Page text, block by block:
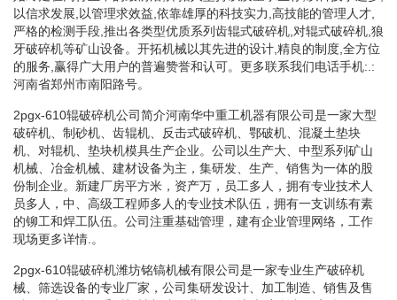
以信求发展,以管理求效益,依靠雄厚的科技实力,高技能的管理人才,
严格的检测手段,推出各类型优质系列齿辊式破碎机,对辊式破碎机,狼
牙破碎机等矿山设备。开拓机械以其先进的设计,精良的制度,全方位
的服务,赢得广大用户的普遍赞誉和认可。更多联系我们电话手机:.:
河南省郑州市南阳路号。
2pgx-610辊破碎机公司简介河南华中重工机器有限公司是一家大型
破碎机、制砂机、齿辊机、反击式破碎机、鄂破机、混凝土垫块
机、对辊机、垫块机模具生产企业。公司以生产大、中型系列矿山
机械、冶金机械、建材设备为主，集研发、生产、销售为一体的股
份制企业。新建厂房平方米，资产万，员工多人，拥有专业技术人
员多人，中、高级工程师多人的专业技术队伍，拥有一支训练有素
的铆工和焊工队伍。公司注重基础管理，建有企业管理网络，工作
现场更多详情.。
2pgx-610辊破碎机潍坊铭镐机械有限公司是一家专业生产破碎机
械、筛选设备的专业厂家，公司集研发设计、加工制造、销售及售